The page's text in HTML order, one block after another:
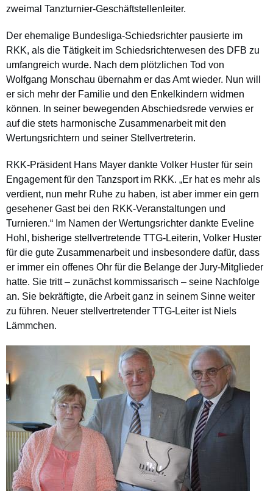
zweimal Tanzturnier-Geschäftstellenleiter.
Der ehemalige Bundesliga-Schiedsrichter pausierte im
RKK, als die Tätigkeit im Schiedsrichterwesen des DFB zu
umfangreich wurde. Nach dem plötzlichen Tod von
Wolfgang Monschau übernahm er das Amt wieder. Nun will
er sich mehr der Familie und den Enkelkindern widmen
können. In seiner bewegenden Abschiedsrede verwies er
auf die stets harmonische Zusammenarbeit mit den
Wertungsrichtern und seiner Stellvertreterin.
RKK-Präsident Hans Mayer dankte Volker Huster für sein
Engagement für den Tanzsport im RKK. „Er hat es mehr als
verdient, nun mehr Ruhe zu haben, ist aber immer ein gern
gesehener Gast bei den RKK-Veranstaltungen und
Turnieren.“ Im Namen der Wertungsrichter dankte Eveline
Hohl, bisherige stellvertretende TTG-Leiterin, Volker Huster
für die gute Zusammenarbeit und insbesondere dafür, dass
er immer ein offenes Ohr für die Belange der Jury-Mitglieder
hatte. Sie tritt – zunächst kommissarisch – seine Nachfolge
an. Sie bekräftigte, die Arbeit ganz in seinem Sinne weiter
zu führen. Neuer stellvertretender TTG-Leiter ist Niels
Lämmchen.